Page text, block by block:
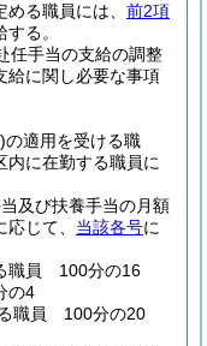
る職員には、 前2項
る。
任手当の支給の調整
給に関し必要な事項
の適用を受ける職
内に在勤する職員に
及び扶養手当の月額
じて、 当該各号に
職員 100分の16
の4
職員 100分の20